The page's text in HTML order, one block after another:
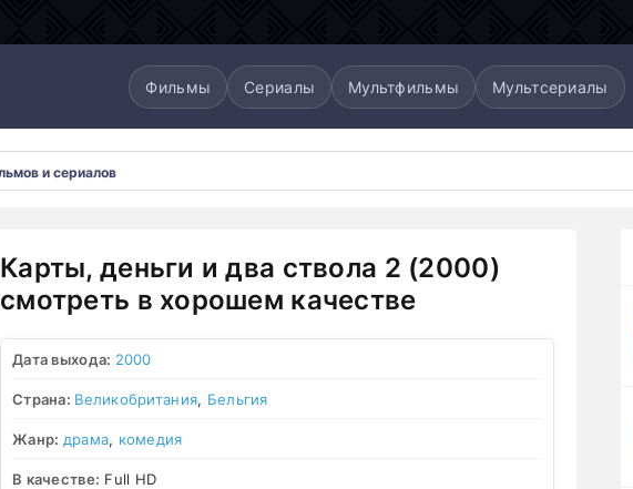
Фильмы Сериалы Мультфильмы Мультсериалы
Карты, деньги и два ствола 2 (2000)
смотреть в хорошем качестве
Дата выхода: 2000
Страна: Великобритания, Бельгия
Жанр: драма, комедия
В качестве: Full HD